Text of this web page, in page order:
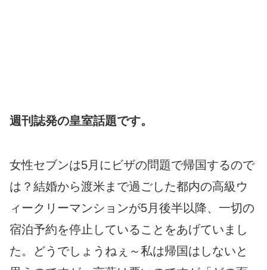
週刊誌発の皇室話題です。
女性セブンは5月にビザの問題で帰国するので
は？結婚から渡米まで過ごした都内の高級ウ
ィークリーマンションが5月後半以降、一切の
宿泊予約を停止していることをあげていまし
た。どうでしょうねぇ～私は帰国はしないと